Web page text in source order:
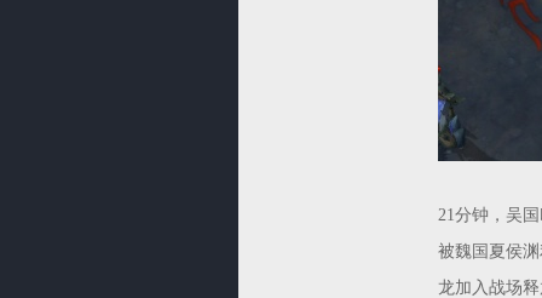
21分钟，吴
被魏国夏侯
龙加入战场